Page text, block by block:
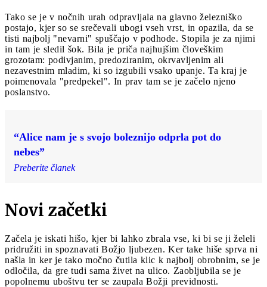
Tako se je v nočnih urah odpravljala na glavno železniško
postajo, kjer so se srečevali ubogi vseh vrst, in opazila, da se
tisti najbolj "nevarni" spuščajo v podhode. Stopila je za njimi
in tam je sledil šok. Bila je priča najhujšim človeškim
grozotam: podivjanim, predoziranim, okrvavljenim ali
nezavestnim mladim, ki so izgubili vsako upanje. Ta kraj je
poimenovala "predpekel". In prav tam se je začelo njeno
poslanstvo.
“Alice nam je s svojo boleznijo odprla pot do
nebes”
Preberite članek
Novi začetki
Začela je iskati hišo, kjer bi lahko zbrala vse, ki bi se ji želeli
pridružiti in spoznavati Božjo ljubezen. Ker take hiše sprva ni
našla in ker je tako močno čutila klic k najbolj obrobnim, se je
odločila, da gre tudi sama živet na ulico. Zaobljubila se je
popolnemu uboštvu ter se zaupala Božji previdnosti.